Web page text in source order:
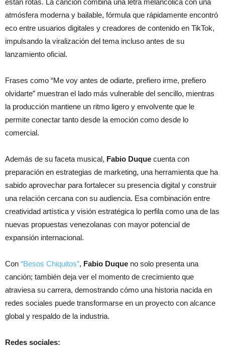
atmósfera moderna y bailable, fórmula que rápidamente encontró
eco entre usuarios digitales y creadores de contenido en TikTok,
impulsando la viralización del tema incluso antes de su
lanzamiento oficial.
Frases como “Me voy antes de odiarte, prefiero irme, prefiero
olvidarte” muestran el lado más vulnerable del sencillo, mientras
la producción mantiene un ritmo ligero y envolvente que le
permite conectar tanto desde la emoción como desde lo
comercial.
Además de su faceta musical, Fabio Duque cuenta con
preparación en estrategias de marketing, una herramienta que ha
sabido aprovechar para fortalecer su presencia digital y construir
una relación cercana con su audiencia. Esa combinación entre
creatividad artística y visión estratégica lo perfila como una de las
nuevas propuestas venezolanas con mayor potencial de
expansión internacional.
Con “Besos Chiquitos”, Fabio Duque no solo presenta una
canción; también deja ver el momento de crecimiento que
atraviesa su carrera, demostrando cómo una historia nacida en
redes sociales puede transformarse en un proyecto con alcance
global y respaldo de la industria.
Redes sociales: